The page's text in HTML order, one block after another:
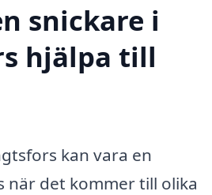
snickare i
hjälpa till
kan vara en
när det kommer till olika